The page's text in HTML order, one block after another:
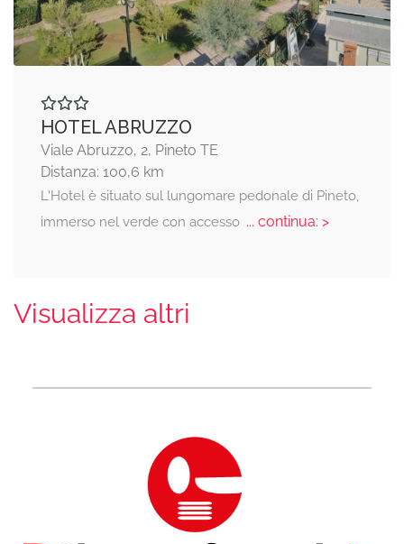
HOTEL ABRUZZO
Viale Abruzzo, 2, Pineto TE
Distanza: 100,6 km
L'Hotel è situato sul lungomare pedonale di Pineto,
immerso nel verde con accesso... continua: >
Visualizza altri